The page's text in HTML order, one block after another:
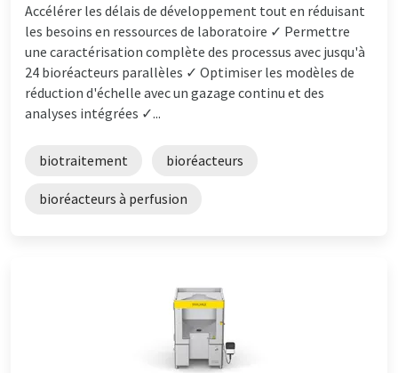
Accélérer les délais de développement tout en réduisant
les besoins en ressources de laboratoire ✓ Permettre
une caractérisation complète des processus avec jusqu'à
24 bioréacteurs parallèles ✓ Optimiser les modèles de
réduction d'échelle avec un gazage continu et des
analyses intégrées ✓...
biotraitement bioréacteurs
bioréacteurs à perfusion